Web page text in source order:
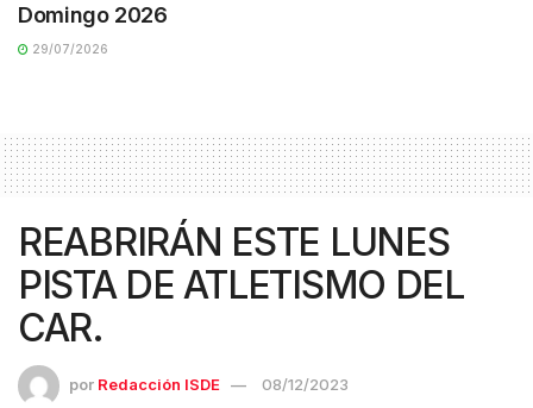
Domingo 2026
29/07/2026
REABRIRÁN ESTE LUNES
PISTA DE ATLETISMO DEL
CAR.
por Redacción ISDE
08/12/2023